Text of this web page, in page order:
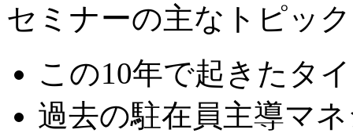
セミナーの主なトピッ
この10年で起きたタ
過去の駐在員主導マ